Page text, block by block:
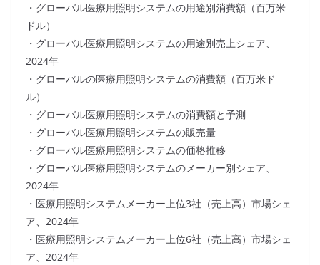
・グローバル医療用照明システムの用途別消費額（百万米
ドル）
・グローバル医療用照明システムの用途別売上シェア、
2024年
・グローバルの医療用照明システムの消費額（百万米ド
ル）
・グローバル医療用照明システムの消費額と予測
・グローバル医療用照明システムの販売量
・グローバル医療用照明システムの価格推移
・グローバル医療用照明システムのメーカー別シェア、
2024年
・医療用照明システムメーカー上位3社（売上高）市場シェ
ア、2024年
・医療用照明システムメーカー上位6社（売上高）市場シェ
ア、2024年